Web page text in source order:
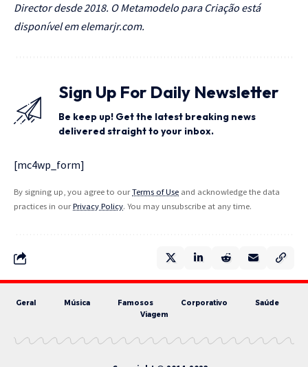
Director desde 2018. O Metamodelo para Criação está
disponível emelemarjr.com.
Sign Up For Daily Newsletter
Be keep up! Get the latest breaking news
delivered straight to your inbox.
[mc4wp_form]
By signing up, you agree to ourTerms of Use and acknowledge the data
practices in ourPrivacy Policy. You may unsubscribe at any time.
Geral Música Famosos Corporativo
Saúde
Viagem